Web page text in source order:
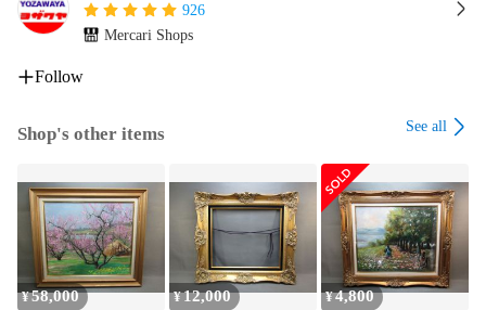
926
Mercari Shops
Follow
Shop's other items See all
¥58,000 ¥12,000 ¥4,800